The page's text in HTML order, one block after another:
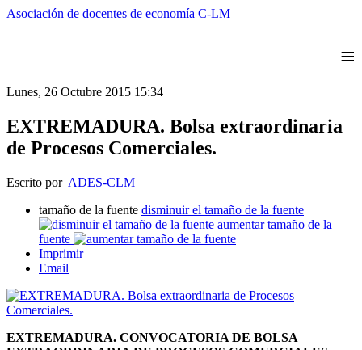
Asociación de docentes de economía C-LM
≡
Lunes, 26 Octubre 2015 15:34
EXTREMADURA. Bolsa extraordinaria
de Procesos Comerciales.
Escrito por ADES-CLM
tamaño de la fuente disminuir el tamaño de la fuente
aumentar tamaño de la
fuente
Imprimir
Email
EXTREMADURA. CONVOCATORIA DE BOLSA